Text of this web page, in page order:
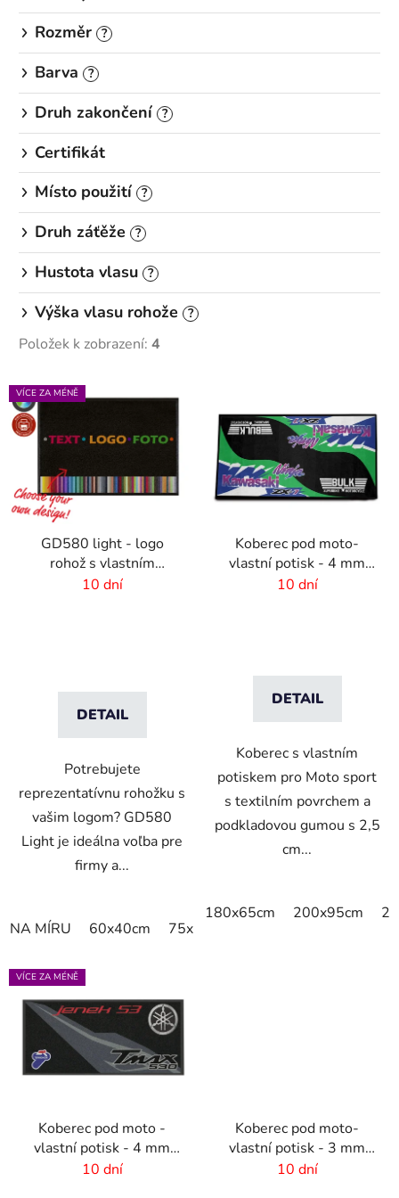
Rozměr ?
Barva ?
Druh zakončení ?
Certifikát
Místo použití ?
Druh záťěže ?
Hustota vlasu ?
Výška vlasu rohože ?
Položek k zobrazení: 4
V
ý
p
p
VÍCE ZA MÉNĚ
GD580 light - logo
rohož s vlastním
potiskem - 6 mm vlas
10 dní
DETAIL
Potrebujete
reprezentatívnu rohožku s
vašim logom? GD580
Light je ideálna voľba pre
firmy a...
NA MÍRU 60x40cm 75x60cm
Koberec pod moto-
vlastní potisk - 4 mm
vlas - 2,5 cm okraj
10 dní
DETAIL
Koberec s vlastním
potiskem pro Moto sport
s textilním povrchem a
podkladovou gumou s 2,5
cm...
180x65cm 200x95cm
VÍCE ZA MÉNĚ
Koberec pod moto -
vlastní potisk - 4 mm
vlas - NSF guma
10 dní
Koberec pod moto-
vlastní potisk - 3 mm
vlas -gumový podklad
10 dní